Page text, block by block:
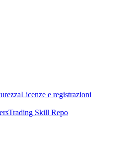
Licenze e registrazioni
Trading Skill Repo